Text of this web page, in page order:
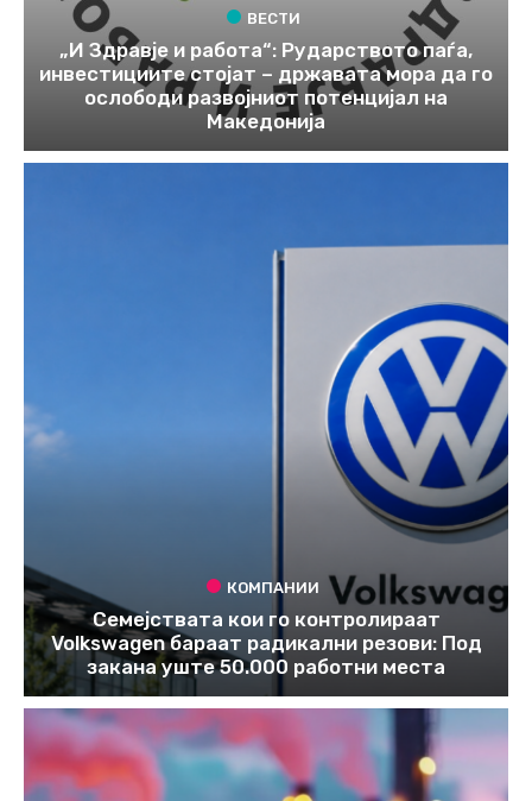
ВЕСТИ
„И Здравје и работа“: Рударството паѓа,
инвестициите стојат – државата мора да го
ослободи развојниот потенцијал на
Македонија
КОМПАНИИ
Семејствата кои го контролираат
Volkswagen бараат радикални резови: Под
закана уште 50.000 работни места